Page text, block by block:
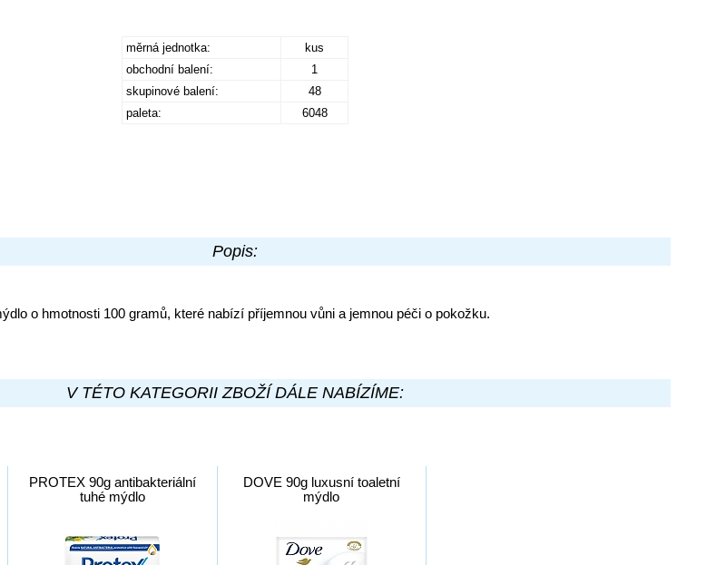
měrná jednotka:
kus
obchodní balení:
1
skupinové balení:
48
paleta:
6048
Popis:
o hmotnosti 100 gramů, které nabízí příjemnou vůni a jemnou péči o pokožku.
V TÉTO KATEGORII ZBOŽÍ DÁLE NABÍZÍME:
PROTEX 90g antibakteriální
tuhé mýdlo
DOVE 90g luxusní toaletní
mýdlo